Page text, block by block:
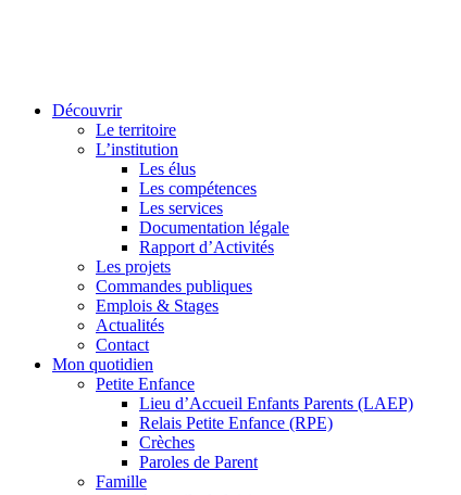
Découvrir
Le territoire
L’institution
Les élus
Les compétences
Les services
Documentation légale
Rapport d’Activités
Les projets
Commandes publiques
Emplois & Stages
Actualités
Contact
Mon quotidien
Petite Enfance
Lieu d’Accueil Enfants Parents (LAEP)
Relais Petite Enfance (RPE)
Crèches
Paroles de Parent
Famille